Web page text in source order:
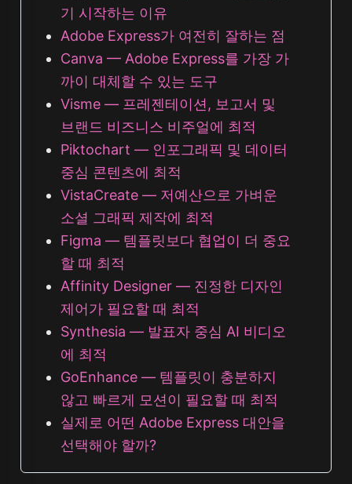
기 시작하는 이유
Adobe Express가 여전히 잘하는 점
Canva — Adobe Express를 가장 가
까이 대체할 수 있는 도구
Visme — 프레젠테이션, 보고서 및
브랜드 비즈니스 비주얼에 최적
Piktochart — 인포그래픽 및 데이터
중심 콘텐츠에 최적
VistaCreate — 저예산으로 가벼운
소셜 그래픽 제작에 최적
Figma — 템플릿보다 협업이 더 중요
할 때 최적
Affinity Designer — 진정한 디자인
제어가 필요할 때 최적
Synthesia — 발표자 중심 AI 비디오
에 최적
GoEnhance — 템플릿이 충분하지
않고 빠르게 모션이 필요할 때 최적
실제로 어떤 Adobe Express 대안을
선택해야 할까?